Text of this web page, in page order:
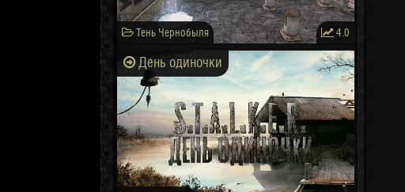
Тень Чернобыля 4.0
День одиночки